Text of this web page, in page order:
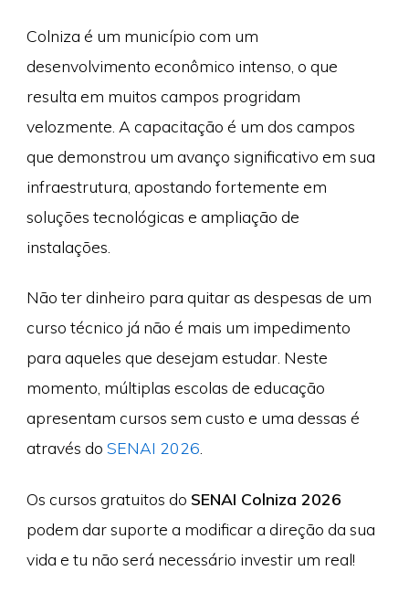
Colniza é um município com um
desenvolvimento econômico intenso, o que
resulta em muitos campos progridam
velozmente. A capacitação é um dos campos
que demonstrou um avanço significativo em sua
infraestrutura, apostando fortemente em
soluções tecnológicas e ampliação de
instalações.
Não ter dinheiro para quitar as despesas de um
curso técnico já não é mais um impedimento
para aqueles que desejam estudar. Neste
momento, múltiplas escolas de educação
apresentam cursos sem custo e uma dessas é
através do SENAI 2026
Os cursos gratuitos do SENAI Colniza 2026
podem dar suporte a modificar a direção da sua
vida e tu não será necessário investir um real!